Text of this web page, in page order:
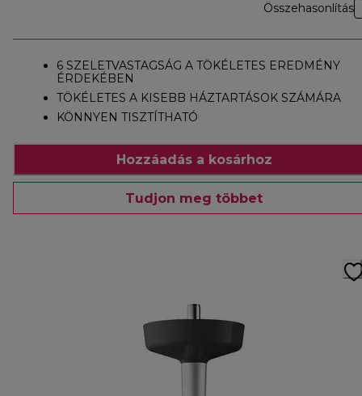
Összehasonlítás
6 SZELETVASTAGSÁG A TÖKÉLETES EREDMÉNY
ÉRDEKÉBEN
TÖKÉLETES A KISEBB HÁZTARTÁSOK SZÁMÁRA
KÖNNYEN TISZTÍTHATÓ
Hozzáadás a kosárhoz
Tudjon meg többet